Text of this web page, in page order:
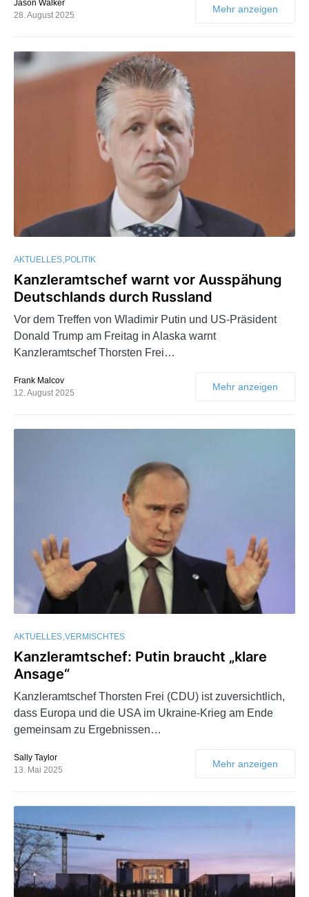
Jason Walker
28. August 2025
Mehr anzeigen
AKTUELLES POLITIK
Kanzleramtschef warnt vor Ausspähung
Deutschlands durch Russland
Vor dem Treffen von Wladimir Putin und US-Präsident
Donald Trump am Freitag in Alaska warnt
Kanzleramtschef Thorsten Frei…
Frank Malcov
12. August 2025
Mehr anzeigen
AKTUELLES VERMISCHTES
Kanzleramtschef: Putin braucht „klare
Ansage“
Kanzleramtschef Thorsten Frei (CDU) ist zuversichtlich,
dass Europa und die USA im Ukraine-Krieg am Ende
gemeinsam zu Ergebnissen…
Sally Taylor
13. Mai 2025
Mehr anzeigen